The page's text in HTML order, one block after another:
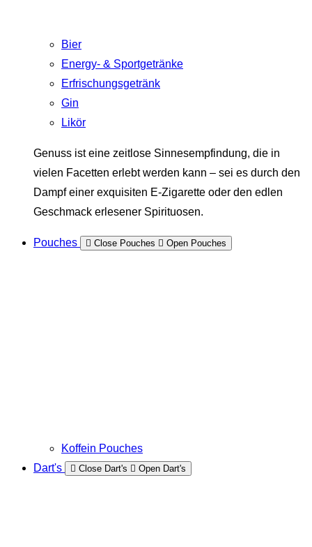
Bier
Energy- & Sportgetränke
Erfrischungsgetränk
Gin
Likör
Genuss ist eine zeitlose Sinnesempfindung, die in
vielen Facetten erlebt werden kann – sei es durch den
Dampf einer exquisiten E-Zigarette oder den edlen
Geschmack erlesener Spirituosen.
Pouches Close Pouches Open Pouches
Koffein Pouches
Dart's
Close Dart's Open Dart's